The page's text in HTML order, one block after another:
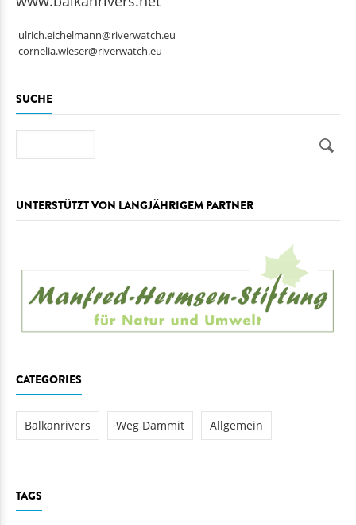
ulrich.eichelmann@riverwatch.eu
cornelia.wieser@riverwatch.eu
SUCHE
UNTERSTÜTZT VON LANGJÄHRIGEM PARTNER
CATEGORIES
Balkanrivers Weg Dammit Allgemein
TAGS